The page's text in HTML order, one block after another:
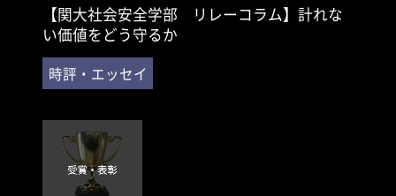
【関大社会安全学部 リレーコラム】計れな
い価値をどう守るか